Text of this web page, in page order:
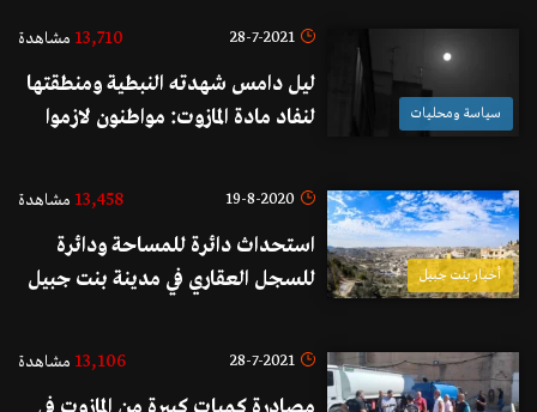
تفويت الفرصة على مشاريع الفتنة
سياسة ومحليات
28-7-2021
13,710 مشاهدة
ليل دامس شهدته النبطية ومنطقتها
لنفاد مادة المازوت: مواطنون لازموا
الحار
أخبار بنت جبيل
19-8-2020
13,458 مشاهدة
استحداث دائرة للمساحة ودائرة
للسجل العقاري في مدينة بنت جبيل
28-7-2021
13,106 مشاهدة